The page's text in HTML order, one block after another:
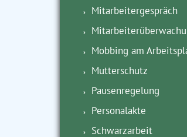
Mitarbeitergespräch
Mobbing am
Mutterschutz
Pausenregelung
Personalakte
Schwarzarbeit